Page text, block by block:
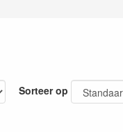
Sorteer op